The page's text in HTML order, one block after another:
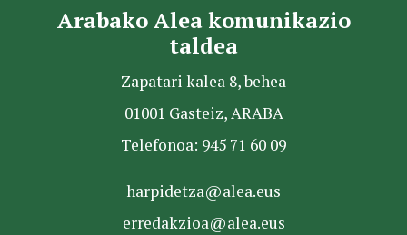
Arabako Alea komunikazio
taldea
Zapatari kalea 8, behea
01001 Gasteiz, ARABA
Telefonoa: 945 71 60 09
harpidetza@alea.eus
erredakzioa@alea.eus